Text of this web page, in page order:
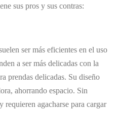
sus pros y sus contras:
ser más eficientes en el uso
a ser más delicadas con la
prendas delicadas. Su diseño
ahorrando espacio. Sin
requieren agacharse para cargar